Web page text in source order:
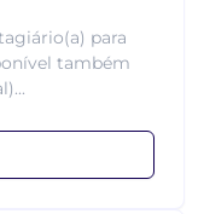
para
também